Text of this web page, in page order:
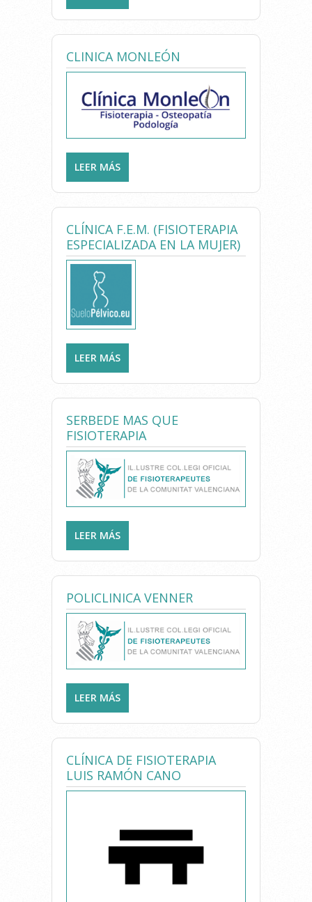
DEPORTIVA
CLINICA MONLEÓN
LEER MÁS
CLÍNICA F.E.M. (FISIOTERAPIA
ESPECIALIZADA EN LA MUJER)
LEER MÁS
(FISIOTERAPIA
SERBEDE MAS QUE
FISIOTERAPIA
LEER MÁS
FISIOTERAPIA
POLICLINICA VENNER
LEER MÁS
CLÍNICA DE FISIOTERAPIA
LUIS RAMÓN CANO